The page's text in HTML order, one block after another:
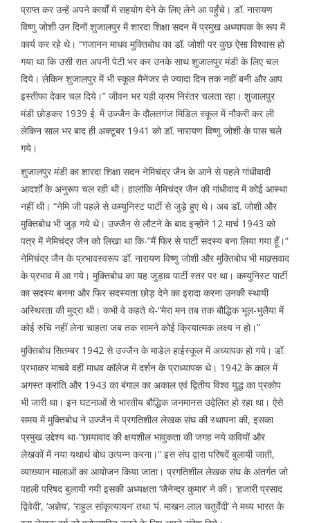
प्राप्त कर उन्हें अपने कार्यों में सहयोग देने के लिए लेने आ पहुँचे। डॉ. नारायण
विष्णु जोशी उन दिनों शुजालपुर में शारदा शिक्षा सदन में प्रमुख अध्यापक के रूप में
कार्य कर रहे थे। “गजानन माधव मुक्तिबोध का डॉ. जोशी पर कुछ ऐसा विश्वास हो
गया था कि उसी रात अपनी पेटी भर कर उनके साथ शुजालपुर मंडी के लिए चल
दिये। लेकिन शुजालपुर में भी स्कूल मैनेजर से ज्यादा दिन तक नहीं बनी और आप
इस्तीफा देकर चल दिये।” जीवन भर यही क्रम निरंतर चलता रहा। शुजालपुर
मंडी छोड़कर 1939 ई. में उज्जैन के दौलतगंज मिडिल स्कूल में नौकरी कर ली
लेकिन साल भर बाद ही अक्टूबर 1941 को डॉ. नारायण विष्णु जोशी के पास चले
गये।
शुजालपुर मंडी का शारदा शिक्षा सदन नेमिचंद्र जैन के आने से पहले गांधीवादी
आदर्शों के अनुरूप चल रही थी। हालांकि नेमिचंद्र जैन की गांधीवाद में कोई आस्था
नहीं थी। “नेमि जी पहले से कम्युनिस्ट पार्टी से जुड़े हुए थे। अब डॉ. जोशी और
मुक्तिबोध भी जुड़ गये थे। उज्जैन से लौटने के बाद इन्होंने 12 मार्च 1943 को
पत्र में नेमिचंद्र जैन को लिखा था कि-”मैं फिर से पार्टी सदस्य बना लिया गया हूँ।”
नेमिचंद्र जैन के प्रभावस्वरूप डॉ. नारायण विष्णु जोशी और मुक्तिबोध भी माक्र्सवाद
के प्रभाव में आ गये। मुक्तिबोध का यह जुड़ाव पार्टी स्तर पर था। कम्युनिस्ट पार्टी
का सदस्य बनना और फिर सदस्यता छोड़ देने का इरादा करना उनकी स्थायी
अस्थिरता की मुद्रा थी। कभी वे कहते थे-”मेरा मन तब तक बौद्धिक भूल-भुलैया में
कोई रुचि नहीं लेना चाहता जब तक सामने कोई क्रियात्मक लक्ष्य न हो।”
मुक्तिबोध सितम्बर 1942 से उज्जैन के माडेल हाईस्कूल में अध्यापक हो गये। डॉ.
प्रभाकर माचवे वहीं माधव कॉलेज में दर्शन के प्राध्यापक थे। 1942 के काल में
अगस्त क्रांति और 1943 का बंगाल का अकाल एवं द्वितीय विश्व युद्ध का प्रकोप
भी जारी था। इन घटनाओं से भारतीय बौद्धिक जनमानस उद्वेलित हो रहा था। ऐसे
समय में मुक्तिबोध ने उज्जैन में प्रगतिशील लेखक संघ की स्थापना की, इसका
प्रमुख उद्देश्य था-”छायावाद की क्षयशील भावुकता की जगह नये कवियों और
लेखकों में नया यथार्थ बोध उत्पन्न करना।” इस संघ द्वारा परिषदें बुलायी जाती,
व्याख्यान मालाओं का आयोजन किया जाता। प्रगतिशील लेखक संघ के अंतर्गत जो
पहली परिषद बुलायी गयी इसकी अध्यक्षता ‘जैनेन्द्र कुमार’ ने की। ‘हजारी प्रसाद
द्विवेदी’, ‘अज्ञेय’, ‘राहुल सांकृत्यायन’ तथा ‘पं. माखन लाल चतुर्वेदी’ ने मध्य भारत के